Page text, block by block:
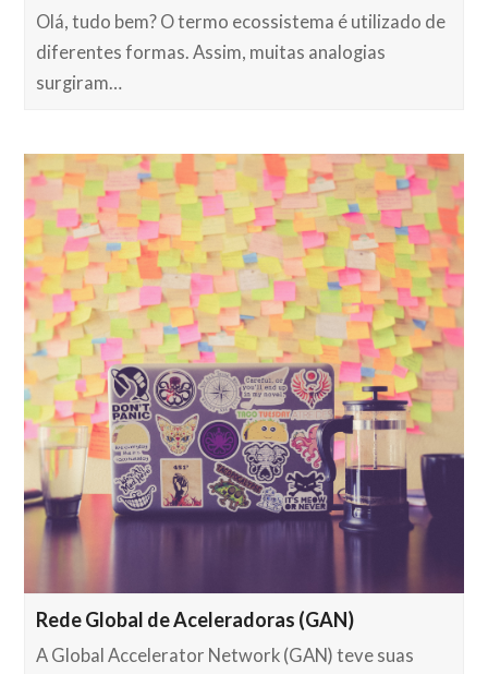
Olá, tudo bem? O termo ecossistema é utilizado de
diferentes formas. Assim, muitas analogias
surgiram…
Rede Global de Aceleradoras (GAN)
A Global Accelerator Network (GAN) teve suas